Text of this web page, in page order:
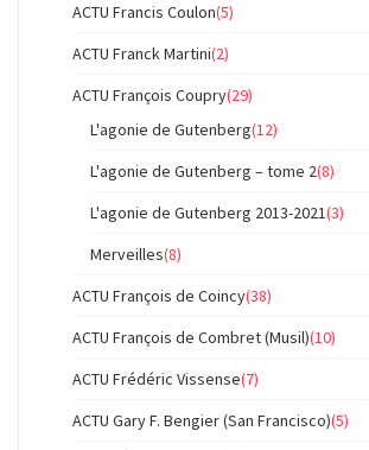
ACTU Francis Coulon(5)
ACTU Franck Martini(2)
ACTU François Coupry(29)
L'agonie de Gutenberg(12)
L'agonie de Gutenberg – tome 2(8)
L'agonie de Gutenberg 2013-2021(3)
Merveilles(8)
ACTU François de Coincy(38)
ACTU François de Combret (Musil)(10)
ACTU Frédéric Vissense(7)
ACTU Gary F. Bengier (San Francisco)(5)